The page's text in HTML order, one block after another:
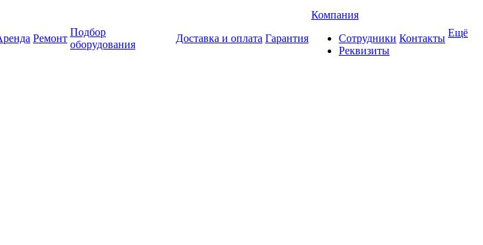
Ремонт
Подбор
оборудования
Доставка и оплата Гарантия
Компания
Сотрудники
Реквизиты
Контакты Ещё